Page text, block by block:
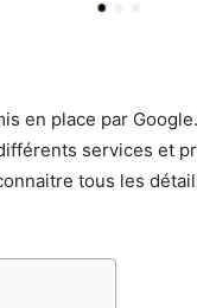
en place par
services et
tous les